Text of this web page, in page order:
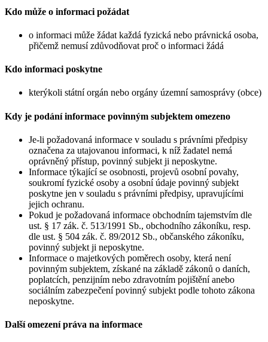
Kdo může o informaci požádat
o informaci může žádat každá fyzická nebo právnická osoba,
přičemž nemusí zdůvodňovat proč o informaci žádá
Kdo informaci poskytne
kterýkoli státní orgán nebo orgány územní samosprávy (obce)
Kdy je podání informace povinným subjektem omezeno
Je-li požadovaná informace v souladu s právními předpisy
označena za utajovanou informaci, k níž žadatel nemá
oprávněný přístup, povinný subjekt ji neposkytne.
Informace týkající se osobnosti, projevů osobní povahy,
soukromí fyzické osoby a osobní údaje povinný subjekt
poskytne jen v souladu s právními předpisy, upravujícími
jejich ochranu.
Pokud je požadovaná informace obchodním tajemstvím dle
ust. § 17 zák. č. 513/1991 Sb., obchodního zákoníku, resp.
dle ust. § 504 zák. č. 89/2012 Sb., občanského zákoníku,
povinný subjekt ji neposkytne.
Informace o majetkových poměrech osoby, která není
povinným subjektem, získané na základě zákonů o daních,
poplatcích, penzijním nebo zdravotním pojištění anebo
sociálním zabezpečení povinný subjekt podle tohoto zákona
neposkytne.
Další omezení práva na informace